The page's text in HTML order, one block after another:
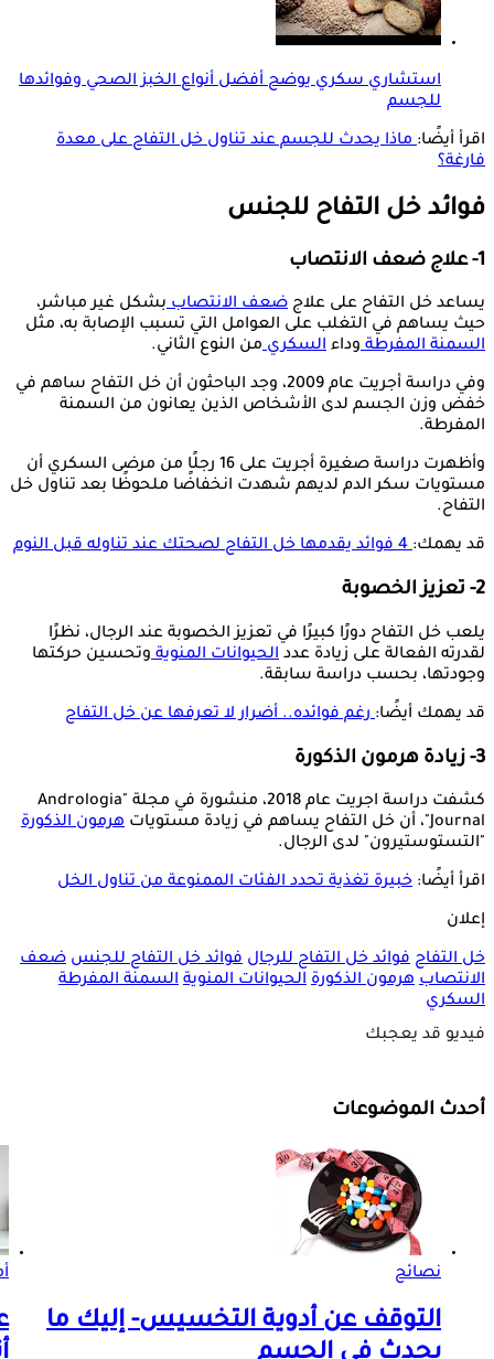
استشاري سكري يوضح أفضل أنواع الخبز الصحي وفوائدها
للجسم
اقرأ أيضًا:ماذا يحدث للجسم عند تناول خل التفاح على معدة
فارغة؟
فوائد خل التفاح للجنس
1- علاج ضعف الانتصاب
يساعد خل التفاح على علاج ضعف الانتصاببشكل غير مباشر،
حيث يساهم في التغلب على العوامل التي تسبب الإصابة به، مثل
السمنة المفرطةوداء السكريمن النوع الثاني.
وفي دراسة أجريت عام 2009، وجد الباحثون أن خل التفاح ساهم في
خفض وزن الجسم لدى الأشخاص الذين يعانون من السمنة
المفرطة.
وأظهرت دراسة صغيرة أجريت على 16 رجلًا من مرضى السكري أن
مستويات سكر الدم لديهم شهدت انخفاضًا ملحوظًا بعد تناول خل
التفاح.
قد يهمك:4 فوائد يقدمها خل التفاح لصحتك عند تناوله قبل النوم
2- تعزيز الخصوبة
يلعب خل التفاح دورًا كبيرًا في تعزيز الخصوبة عند الرجال، نظرًا
لقدرته الفعالة على زيادة عدد الحيوانات المنويةوتحسين حركتها
وجودتها، بحسب دراسة سابقة.
قد يهمك أيضًا:رغم فوائده.. أضرار لا تعرفها عن خل التفاح
3- زيادة هرمون الذكورة
كشفت دراسة اجريت عام 2018، منشورة في مجلة "Andrologia
Journal"، أن خل التفاح يساهم في زيادة مستويات
هرمون الذكورة
"التستوستيرون" لدى الرجال.
اقرأ أيضًا: خبيرة تغذية تحدد الفئات الممنوعة من تناول الخل
إعلان
خل التفاح فوائد خل التفاح للرجال فوائد خل التفاح للجنس ضعف
الانتصاب هرمون الذكورة الحيوانات المنوية السمنة المفرطة
السكري
فيديو قد يعجبك
أحدث الموضوعات
نصائح
التوقف عن أدوية التخسيس- إليك ما